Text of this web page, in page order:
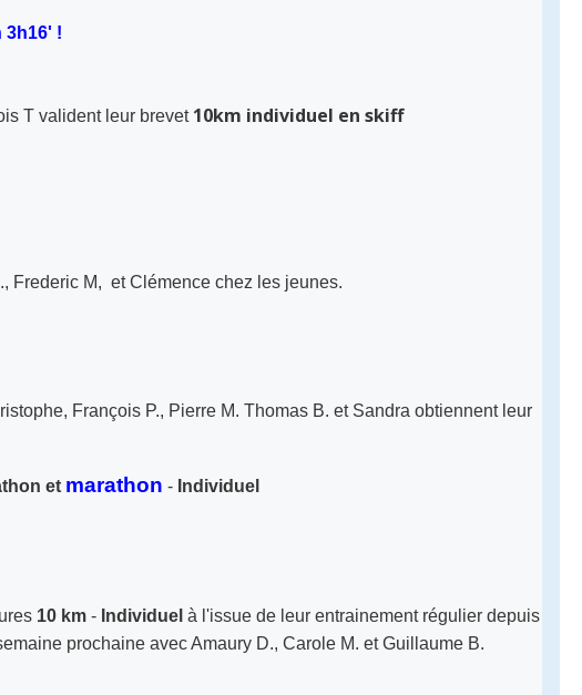
3h16' !
T valident leur brevet 10km individuel en skiff
Frederic M, et Clémence chez les jeunes.
François P., Pierre M. Thomas B. et Sandra obtiennent leur
et marathon - Individuel
10 km - Individuel à l'issue de leur entrainement régulier depuis
prochaine avec Amaury D., Carole M. et Guillaume B.